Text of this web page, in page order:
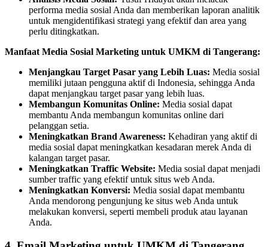
performa media sosial Anda dan memberikan laporan analitik
untuk mengidentifikasi strategi yang efektif dan area yang
perlu ditingkatkan.
Manfaat Media Sosial Marketing untuk UMKM di Tangerang:
Menjangkau Target Pasar yang Lebih Luas: Media sosial
memiliki jutaan pengguna aktif di Indonesia, sehingga Anda
dapat menjangkau target pasar yang lebih luas.
Membangun Komunitas Online: Media sosial dapat
membantu Anda membangun komunitas online dari
pelanggan setia.
Meningkatkan Brand Awareness: Kehadiran yang aktif di
media sosial dapat meningkatkan kesadaran merek Anda di
kalangan target pasar.
Meningkatkan Traffic Website: Media sosial dapat menjadi
sumber traffic yang efektif untuk situs web Anda.
Meningkatkan Konversi: Media sosial dapat membantu
Anda mendorong pengunjung ke situs web Anda untuk
melakukan konversi, seperti membeli produk atau layanan
Anda.